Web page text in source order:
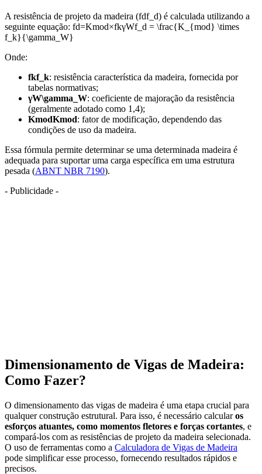
A resistência de projeto da madeira (fdf_d) é calculada utilizando a
seguinte equação: fd=Kmod×fkγWf_d = \frac{K_{mod} \times
f_k}{\gamma_W}
Onde:
fkf_k: resistência característica da madeira, fornecida por
tabelas normativas;
γW\gamma_W: coeficiente de majoração da resistência
(geralmente adotado como 1,4);
KmodKmod: fator de modificação, dependendo das
condições de uso da madeira.
Essa fórmula permite determinar se uma determinada madeira é
adequada para suportar uma carga específica em uma estrutura
pesada (ABNT NBR 7190).
- Publicidade -
Dimensionamento de Vigas de Madeira:
Como Fazer?
O dimensionamento das vigas de madeira é uma etapa crucial para
qualquer construção estrutural. Para isso, é necessário calcularos
esforços atuantes, como momentos fletores e forças cortantes, e
compará-los com as resistências de projeto da madeira selecionada.
O uso de ferramentas como a Calculadora de Vigas de Madeira
pode simplificar esse processo, fornecendo resultados rápidos e
precisos.